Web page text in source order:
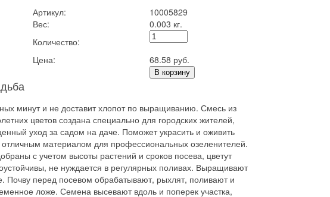
Артикул:
10005829
Вес:
0.003 кг.
Количество:
Цена:
68.58 руб.
В корзину
минут и не доставит хлопот по выращиванию. Смесь из
цветов создана специально для городских жителей,
уход за садом на даче. Поможет украсить и оживить
отличным материалом для профессиональных озеленителей.
с учетом высоты растений и сроков посева, цветут
не нуждается в регулярных поливах. Выращивают
перед посевом обрабатывают, рыхлят, поливают и
ложе. Семена высевают вдоль и поперек участка,